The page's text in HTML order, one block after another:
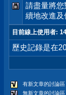
請盡量將
續地改進及
目前線上使用者:
歷史記錄是在
有新文章的討論區
無新文章的討論區